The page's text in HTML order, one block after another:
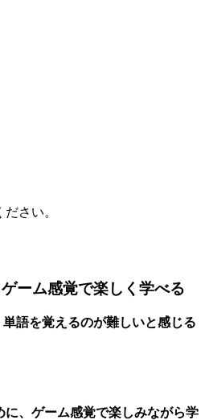
さい。
ーム感覚で楽しく学べる
単語を覚えるのが難しいと感じる
に、ゲーム感覚で楽しみながら学